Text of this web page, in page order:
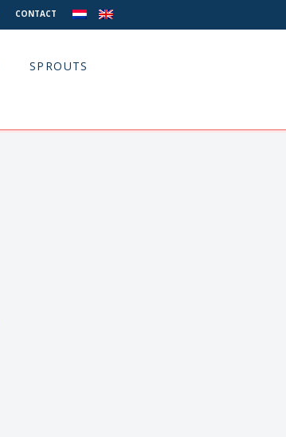
CONTACT
SPROUTS